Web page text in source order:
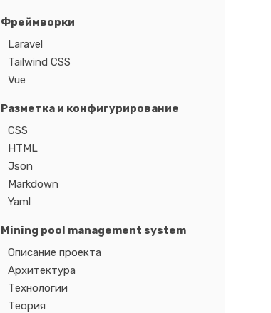
Фреймворки
Laravel
Tailwind CSS
Vue
Разметка и конфигурирование
CSS
HTML
Json
Markdown
Yaml
Mining pool management system
Описание проекта
Архитектура
Технологии
Теория